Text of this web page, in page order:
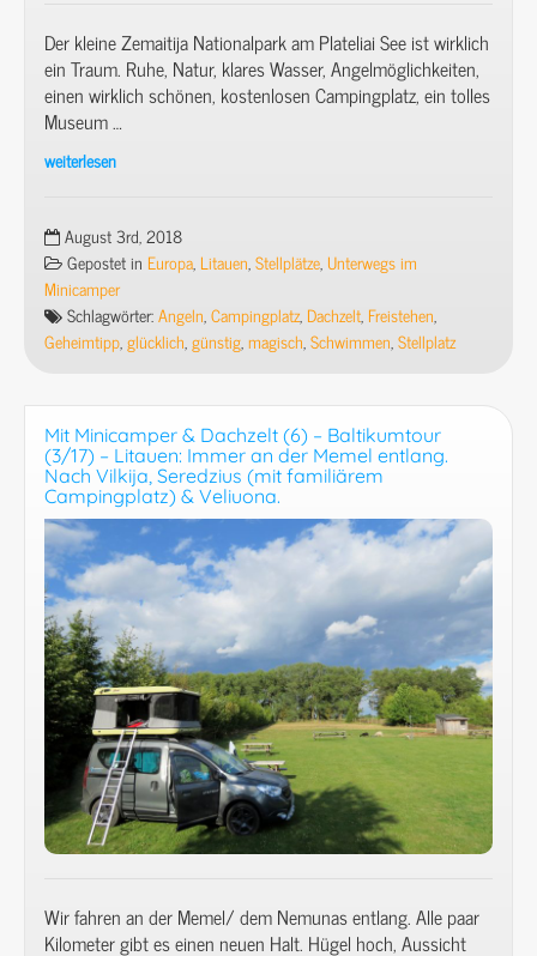
Der kleine Zemaitija Nationalpark am Plateliai See ist wirklich
ein Traum. Ruhe, Natur, klares Wasser, Angelmöglichkeiten,
einen wirklich schönen, kostenlosen Campingplatz, ein tolles
Museum …
weiterlesen
&
Dachzelt
(9)
–
Baltikumtour
Litauen:
Orvidai
Museum
und
Dachzeltnachbarn
am
Plateliai
See
im
Zemaitija
Nationalpark
–
Angeln,
Baden
ein
kostenloser
Seeblick.
August 3rd, 2018
Gepostet in Europa, Litauen,Stellplätze, Unterwegs im
Minicamper
Schlagwörter:Angeln,Campingplatz, Dachzelt, Freistehen,
Geheimtipp,glücklich,günstig,magisch,Schwimmen,Stellplatz
Mit Minicamper & Dachzelt (6) – Baltikumtour
(3/17) – Litauen: Immer an der Memel entlang.
Nach Vilkija, Seredzius (mit familiärem
Campingplatz) & Veliuona.
Wir fahren an der Memel/ dem Nemunas entlang. Alle paar
Kilometer gibt es einen neuen Halt. Hügel hoch, Aussicht